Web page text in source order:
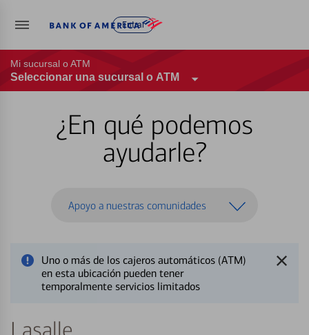
Entrar
Mi sucursal o ATM
Seleccionar una sucursal o ATM
¿En qué podemos
ayudarle?
Apoyo a nuestras comunidades
Uno o más de los cajeros automáticos (ATM)
en esta ubicación pueden tener
temporalmente servicios limitados